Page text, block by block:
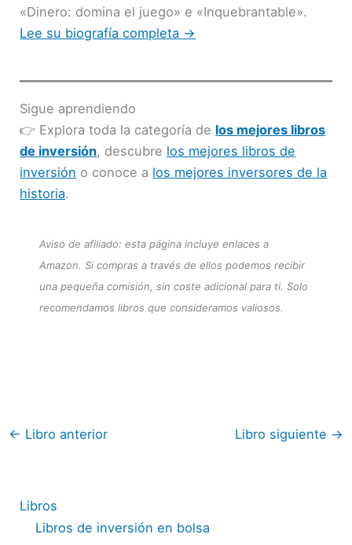
«Dinero: domina el juego» e «Inquebrantable».
Lee su biografía completa →
Sigue aprendiendo
👉 Explora toda la categoría de los mejores libros
de inversión, descubre los mejores libros de
inversión o conoce a los mejores inversores de la
historia.
Aviso de afiliado: esta página incluye enlaces a
Amazon. Si compras a través de ellos podemos recibir
una pequeña comisión, sin coste adicional para ti. Solo
recomendamos libros que consideramos valiosos.
← Libro anterior Libro siguiente →
Libros
Libros de inversión en bolsa